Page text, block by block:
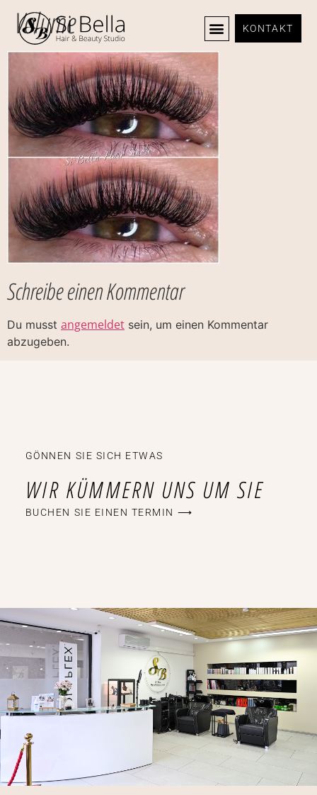
KONTAKT
Volume
Schreibe einen Kommentar
Du musst angemeldet sein, um einen Kommentar
abzugeben.
GÖNNEN SIE SICH ETWAS
WIR KÜMMERN UNS UM SIE
BUCHEN SIE EINEN TERMIN ⟶